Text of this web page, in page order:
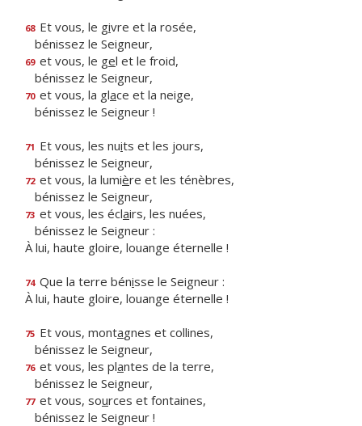
68 Et vous, le givre et la rosée,
bénissez le Seigneur,
69 et vous, le gel et le froid,
bénissez le Seigneur,
70 et vous, la glace et la neige,
bénissez le Seigneur !
71 Et vous, les nuits et les jours,
bénissez le Seigneur,
72 et vous, la lumière et les ténèbres,
bénissez le Seigneur,
73 et vous, les éclairs, les nuées,
bénissez le Seigneur :
À lui, haute gloire, louange éternelle !
74 Que la terre bénisse le Seigneur :
À lui, haute gloire, louange éternelle !
75 Et vous, montagnes et collines,
bénissez le Seigneur,
76 et vous, les plantes de la terre,
bénissez le Seigneur,
77 et vous, sources et fontaines,
bénissez le Seigneur !